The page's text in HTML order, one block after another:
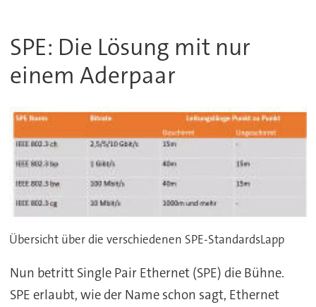
SPE: Die Lösung mit nur
einem Aderpaar
Übersicht über die verschiedenen SPE-StandardsLapp
Nun betritt Single Pair Ethernet (SPE) die Bühne.
SPE erlaubt, wie der Name schon sagt, Ethernet